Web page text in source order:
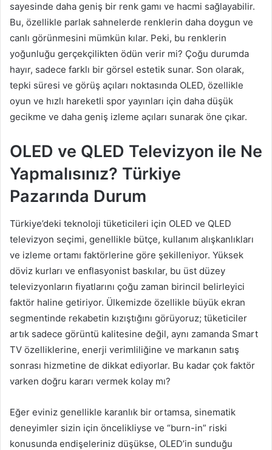
sayesinde daha geniş bir renk gamı ve hacmi sağlayabilir.
Bu, özellikle parlak sahnelerde renklerin daha doygun ve
canlı görünmesini mümkün kılar. Peki, bu renklerin
yoğunluğu gerçekçilikten ödün verir mi? Çoğu durumda
hayır, sadece farklı bir görsel estetik sunar. Son olarak,
tepki süresi ve görüş açıları noktasında OLED, özellikle
oyun ve hızlı hareketli spor yayınları için daha düşük
gecikme ve daha geniş izleme açıları sunarak öne çıkar.
OLED ve QLED Televizyon ile Ne
Yapmalısınız? Türkiye
Pazarında Durum
Türkiye’deki teknoloji tüketicileri için OLED ve QLED
televizyon seçimi, genellikle bütçe, kullanım alışkanlıkları
ve izleme ortamı faktörlerine göre şekilleniyor. Yüksek
döviz kurları ve enflasyonist baskılar, bu üst düzey
televizyonların fiyatlarını çoğu zaman birincil belirleyici
faktör haline getiriyor. Ülkemizde özellikle büyük ekran
segmentinde rekabetin kızıştığını görüyoruz; tüketiciler
artık sadece görüntü kalitesine değil, aynı zamanda Smart
TV özelliklerine, enerji verimliliğine ve markanın satış
sonrası hizmetine de dikkat ediyorlar. Bu kadar çok faktör
varken doğru kararı vermek kolay mı?
Eğer eviniz genellikle karanlık bir ortamsa, sinematik
deneyimler sizin için öncelikliyse ve “burn-in” riski
konusunda endişeleriniz düşükse, OLED’in sunduğu